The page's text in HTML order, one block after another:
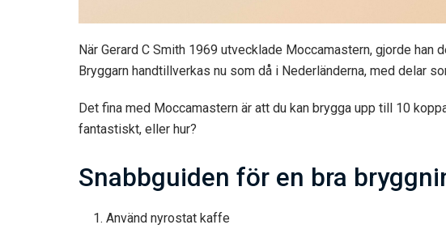
När Gerard C Smith 1969 utvecklade Moccamastern, gjorde
Bryggarn handtillverkas nu som då i Nederländerna, med delar
Det fina med Moccamastern är att du kan brygga upp till 10
fantastiskt, eller hur?
Snabbguiden för en bra
Använd nyrostat kaffe